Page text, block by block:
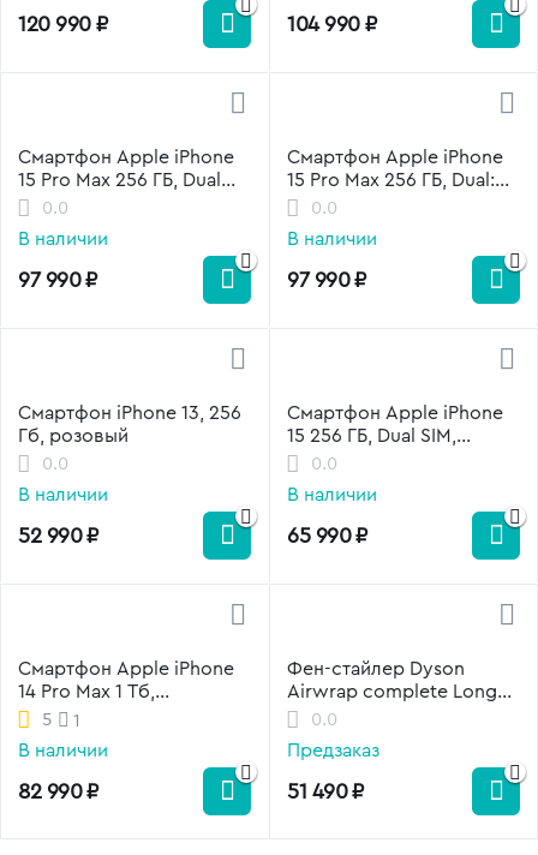
120 990₽ 104 990₽
Смартфон Apple iPhone
15 Pro Max 256 ГБ, Dual
SIM, черный титан
0.0
В наличии
97 990₽
Смартфон Apple iPhone
15 Pro Max 256 ГБ, Dual:
nano SIM + eSIM,
натуральный титан
0.0
В наличии
97 990₽
Смартфон iPhone 13, 256
Гб, розовый
0.0
В наличии
52 990₽
Смартфон Apple iPhone
15 256 ГБ, Dual SIM,
голубой
0.0
В наличии
65 990₽
Смартфон Apple iPhone
14 Pro Max 1 Тб,
фиолетовый
5 1
В наличии
82 990₽
Фен-стайлер Dyson
Airwrap complete Long
HS05, Strawbery
Bronze/Blush Pink,
бронза, розовый
0.0
Предзаказ
51 490₽